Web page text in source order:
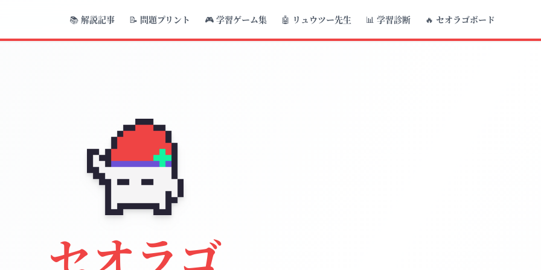
📚 解説記事 📝 問題プリント 🎮 学習ゲーム集 🤖 リュウツー先生 📊 学習診断 🔥 セオラゴボード
セオラゴ